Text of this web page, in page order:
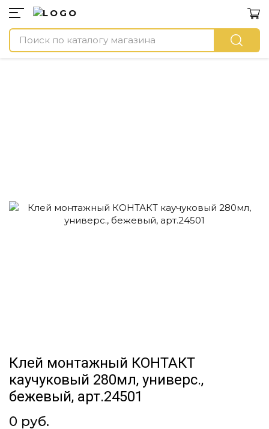
Клей монтажный КОНТАКТ
каучуковый 280мл, универс.,
бежевый, арт.24501
0 руб.